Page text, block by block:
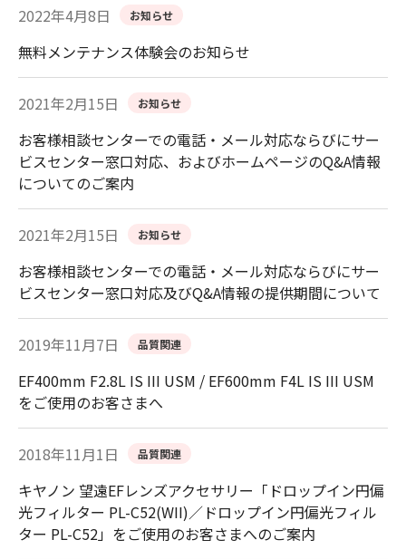
2022年4月8日 お知らせ
無料メンテナンス体験会のお知らせ
2021年2月15日 お知らせ
お客様相談センターでの電話・メール対応ならびにサー
ビスセンター窓口対応、およびホームページのQ&A情報
についてのご案内
2021年2月15日 お知らせ
お客様相談センターでの電話・メール対応ならびにサー
ビスセンター窓口対応及びQ&A情報の提供期間について
2019年11月7日 品質関連
EF400mm F2.8L IS III USM / EF600mm F4L IS III USM
をご使用のお客さまへ
2018年11月1日 品質関連
キヤノン 望遠EFレンズアクセサリー「ドロップイン円偏
光フィルター PL-C52(WII)／ドロップイン円偏光フィル
ター PL-C52」をご使用のお客さまへのご案内